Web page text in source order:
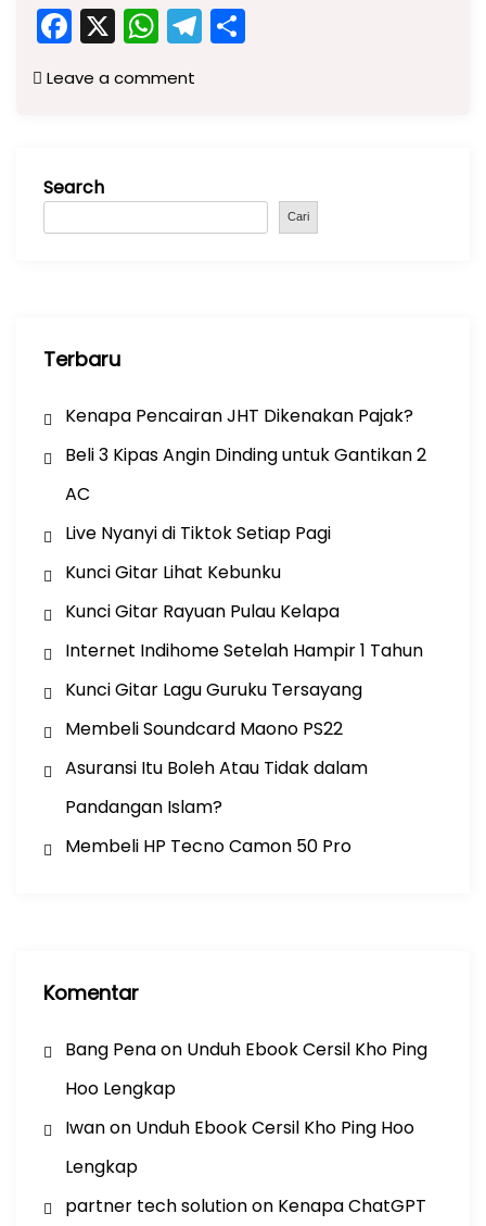
F
a
c
o
o
X W
h
a
p
p
T
el
m
Leave a comment
Search
Cari
Terbaru
Kenapa Pencairan JHT Dikenakan Pajak?
Beli 3 Kipas Angin Dinding untuk Gantikan 2
AC
Live Nyanyi di Tiktok Setiap Pagi
Kunci Gitar Lihat Kebunku
Kunci Gitar Rayuan Pulau Kelapa
Internet Indihome Setelah Hampir 1 Tahun
Kunci Gitar Lagu Guruku Tersayang
Membeli Soundcard Maono PS22
Asuransi Itu Boleh Atau Tidak dalam
Pandangan Islam?
Membeli HP Tecno Camon 50 Pro
Komentar
Bang Penaon Unduh Ebook Cersil Kho Ping
Hoo Lengkap
Iwanon Unduh Ebook Cersil Kho Ping Hoo
Lengkap
partner tech solutionon Kenapa ChatGPT